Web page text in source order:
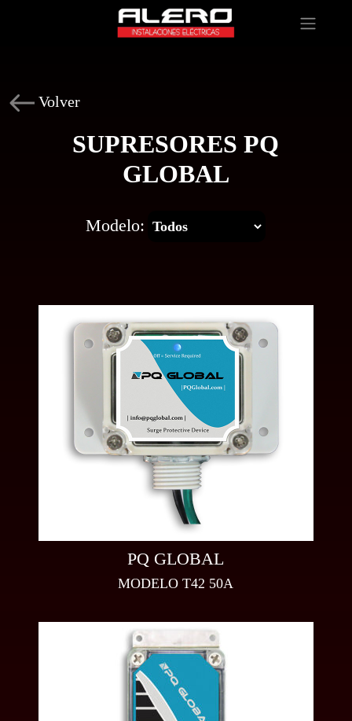
Volver
SUPRESORES PQ
GLOBAL
Modelo:
PQ GLOBAL
MODELO T42 50A